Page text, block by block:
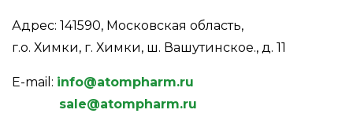
Адрес: 141590, Московская область,
г.о. Химки, г. Химки, ш. Вашутинское., д. 11
E-mail: info@atompharm.ru
sale@atompharm.ru